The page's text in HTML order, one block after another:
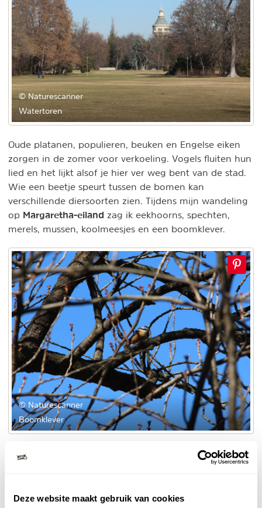
Deze website maakt gebruik van cookies
© Naturescanner
Watertoren
Oude platanen, populieren, beuken en Engelse eiken
zorgen in de zomer voor verkoeling. Vogels fluiten hun
lied en het lijkt alsof je hier ver weg bent van de stad.
Wie een beetje speurt tussen de bomen kan
verschillende diersoorten zien. Tijdens mijn wandeling
op Margaretha-eiland zag ik eekhoorns, spechten,
merels, mussen, koolmeesjes en een boomklever.
© Naturescanner
Boomklever
3. Városliget
Beeldende Kunsten (Szépművészeti Múzeum). Tal van